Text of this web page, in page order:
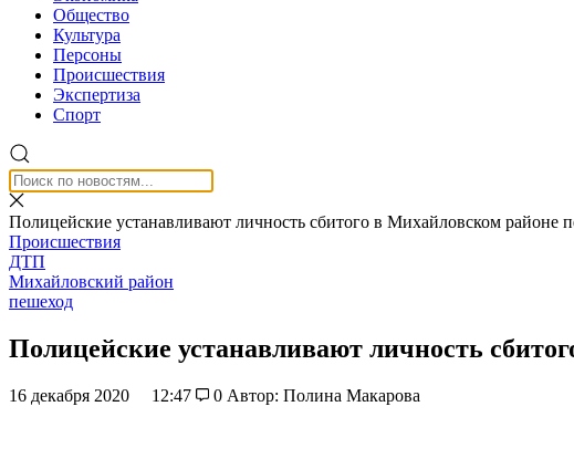
Общество
Культура
Персоны
Происшествия
Экспертиза
Спорт
Полицейские устанавливают личность сбитого в Михайловском районе
Происшествия
ДТП
Михайловский район
пешеход
Полицейские устанавливают личность
16 декабря 2020 12:47 0 Автор: Полина Макарова